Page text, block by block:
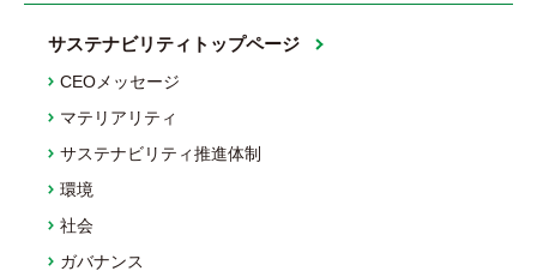
サステナビリティトップページ
CEOメッセージ
マテリアリティ
サステナビリティ推進体制
環境
社会
ガバナンス